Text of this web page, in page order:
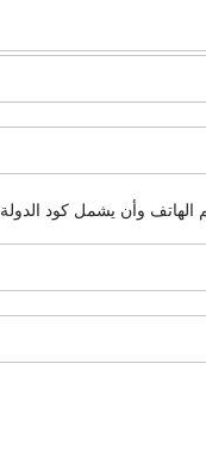
الهاتف وأن يشمل كود الدولة.